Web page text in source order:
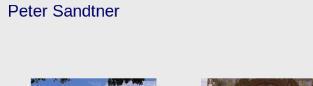
Peter Sandtner